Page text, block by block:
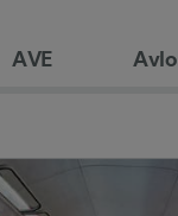
AVE Avlo